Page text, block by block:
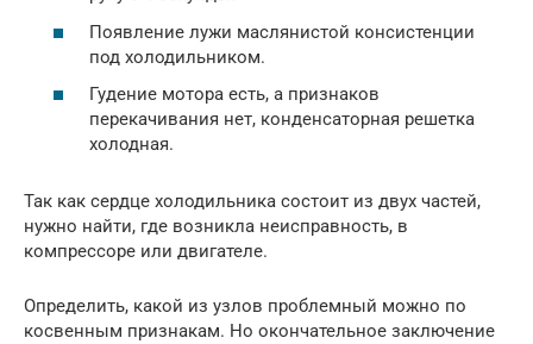
Появление лужи маслянистой консистенции
под холодильником.
Гудение мотора есть, а признаков
перекачивания нет, конденсаторная решетка
холодная.
Так как сердце холодильника состоит из двух частей,
нужно найти, где возникла неисправность, в
компрессоре или двигателе.
Определить, какой из узлов проблемный можно по
косвенным признакам. Но окончательное заключение